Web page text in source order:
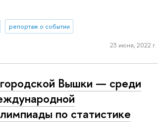
репортаж о событии
23 июня, 2022 г.
Вышки — среди
по статистике